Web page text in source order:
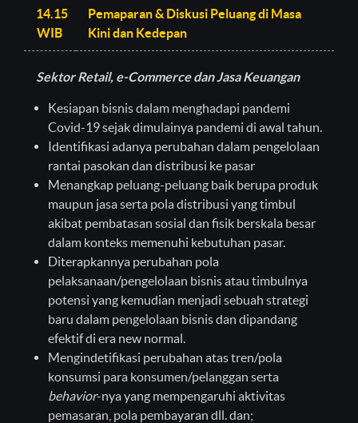
14.15
WIB
Pemaparan & Diskusi Peluang di Masa
Kini dan Kedepan
Sektor Retail, e-Commerce dan Jasa Keuangan
Kesiapan bisnis dalam menghadapi pandemi
Covid-19 sejak dimulainya pandemi di awal tahun.
Identifikasi adanya perubahan dalam pengelolaan
rantai pasokan dan distribusi ke pasar
Menangkap peluang-peluang baik berupa produk
maupun jasa serta pola distribusi yang timbul
akibat pembatasan sosial dan fisik berskala besar
dalam konteks memenuhi kebutuhan pasar.
Diterapkannya perubahan pola
pelaksanaan/pengelolaan bisnis atau timbulnya
potensi yang kemudian menjadi sebuah strategi
baru dalam pengelolaan bisnis dan dipandang
efektif di era new normal.
Mengindetifikasi perubahan atas tren/pola
konsumsi para konsumen/pelanggan serta
behavior-nya yang mempengaruhi aktivitas
pemasaran, pola pembayaran dll. dan;